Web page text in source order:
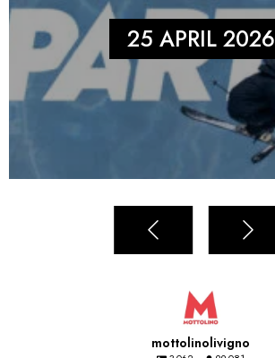
25 APRIL 2026
mottolinolivigno